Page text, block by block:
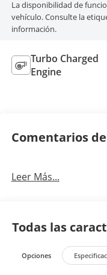
La disponibilidad de
vehículo. Consulte la
información.
Turbo Charged
Engine
Comentarios
Leer Más...
Todas las
Opciones